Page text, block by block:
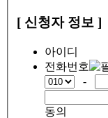
[ 신청자 정보 ]
아이디
전화번호
-
동의